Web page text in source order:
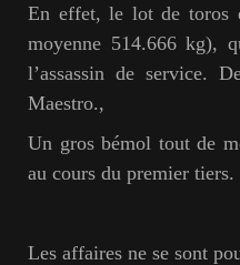
En effet, le lot de toros
moyenne 514.666 kg),
l’assassin de service.
Maestro.,
Un gros bémol tout de
au cours du premier
Les affaires ne se sont